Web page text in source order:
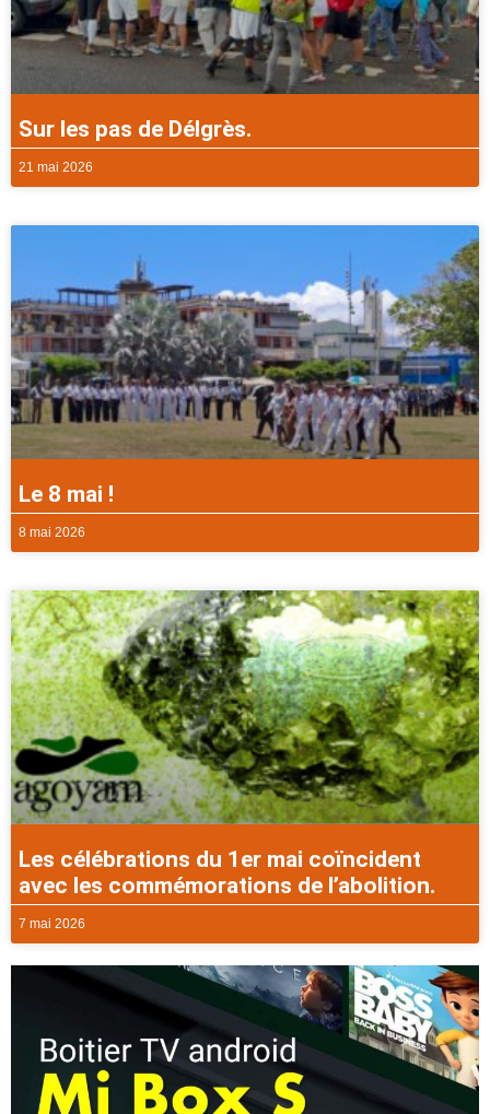
Sur les pas de Délgrès.
21 mai 2026
Le 8 mai !
8 mai 2026
Les célébrations du 1er mai coïncident
avec les commémorations de l’abolition.
7 mai 2026